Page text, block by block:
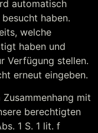
automatisch
haben.
welche
haben und
Verfügung stellen.
erneut eingeben.
mit
berechtigten
1 S. 1 lit. f